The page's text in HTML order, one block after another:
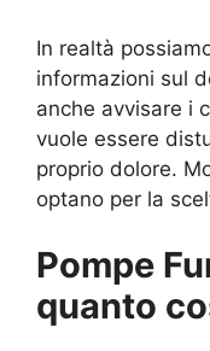
In realtà
informazioni sul
anche avvisare i
vuole essere
proprio dolore.
optano per la
Pompe
quanto